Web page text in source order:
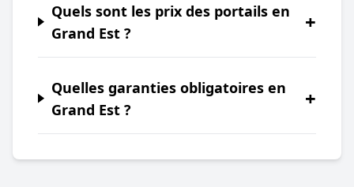
Quels sont les prix des portails en
Grand Est ?
+
Quelles garanties obligatoires en
Grand Est ?
+